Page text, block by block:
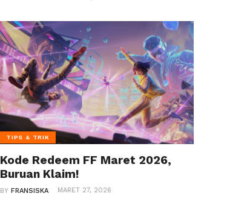
TIPS & TRIK
Kode Redeem FF Maret 2026,
Buruan Klaim!
BYFRANSISKA MARET 27, 2026